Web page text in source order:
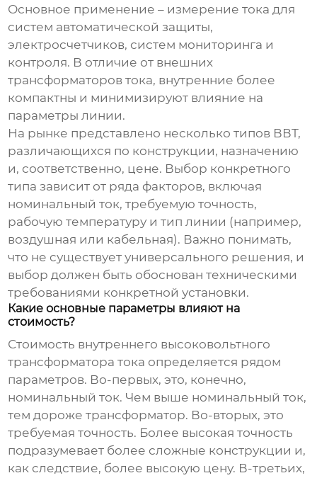
Основное применение – измерение тока для
систем автоматической защиты,
электросчетчиков, систем мониторинга и
контроля. В отличие от внешних
трансформаторов тока, внутренние более
компактны и минимизируют влияние на
параметры линии.
На рынке представлено несколько типов ВВТ,
различающихся по конструкции, назначению
и, соответственно, цене. Выбор конкретного
типа зависит от ряда факторов, включая
номинальный ток, требуемую точность,
рабочую температуру и тип линии (например,
воздушная или кабельная). Важно понимать,
что не существует универсального решения, и
выбор должен быть обоснован техническими
требованиями конкретной установки.
Какие основные параметры влияют на
стоимость?
Стоимость внутреннего высоковольтного
трансформатора тока определяется рядом
параметров. Во-первых, это, конечно,
номинальный ток. Чем выше номинальный ток,
тем дороже трансформатор. Во-вторых, это
требуемая точность. Более высокая точность
подразумевает более сложные конструкции и,
как следствие, более высокую цену. В-третьих,